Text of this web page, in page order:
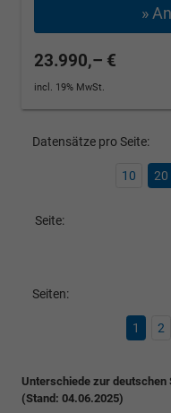
»
23.990,– €
incl. 19% MwSt.
Datensätze pro Seite:
10 20
Seite:
Seiten:
1 2
Unterschiede zur
(Stand: 04.06.2025)